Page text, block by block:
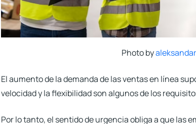
Photo by
El aumento de la demanda de las ventas en línea
velocidad y la flexibilidad son algunos de los
Por lo tanto, el sentido de urgencia obliga a que las